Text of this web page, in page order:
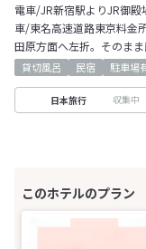
電車/JR新宿駅よりJR御
車/東名高速道路東京料金
田原方面へ左折。そのま
貸切風呂 民宿 駐車場
日本旅行 収集中